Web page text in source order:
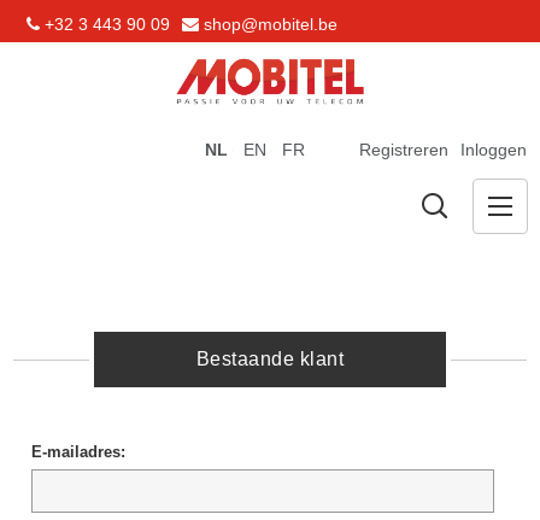
+32 3 443 90 09 shop@mobitel.be
Registreren Inloggen
NL EN FR
Bestaande klant
E-mailadres: